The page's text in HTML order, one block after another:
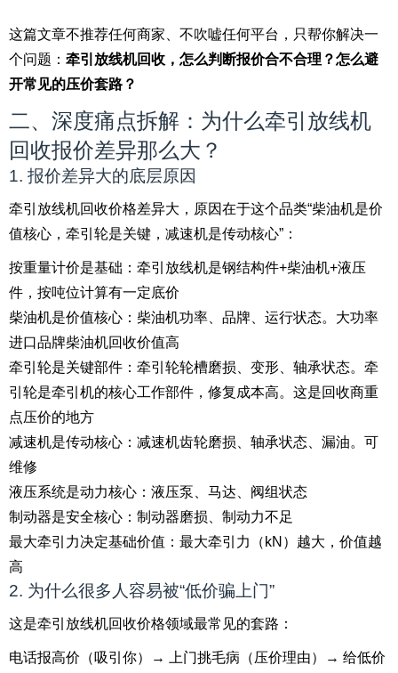
这篇文章不推荐任何商家、不吹嘘任何平台，只帮你解决一
个问题： 牵引放线机回收，怎么判断报价合不合理？怎么避
开常见的压价套路？
二、深度痛点拆解：为什么牵引放线机
回收报价差异那么大？
1. 报价差异大的底层原因
牵引放线机回收价格差异大，原因在于这个品类“柴油机是价
值核心，牵引轮是关键，减速机是传动核心”：
按重量计价是基础：牵引放线机是钢结构件+柴油机+液压
件，按吨位计算有一定底价
柴油机是价值核心：柴油机功率、品牌、运行状态。大功率
进口品牌柴油机回收价值高
牵引轮是关键部件：牵引轮轮槽磨损、变形、轴承状态。牵
引轮是牵引机的核心工作部件，修复成本高。这是回收商重
点压价的地方
减速机是传动核心：减速机齿轮磨损、轴承状态、漏油。可
维修
液压系统是动力核心：液压泵、马达、阀组状态
制动器是安全核心：制动器磨损、制动力不足
最大牵引力决定基础价值：最大牵引力（kN）越大，价值越
高
2. 为什么很多人容易被“低价骗上门”
这是牵引放线机回收价格领域最常见的套路：
电话报高价（吸引你）→ 上门挑毛病（压价理由）→ 给低价